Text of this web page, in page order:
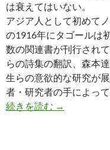
は衰えてはいない。
アジア人として初めて
の1916年にタゴールは
数の関連書が刊行され
らの詩集の翻訳、森本
生らの意欲的な研究が
者・研究者の手によっ
続きを読む タゴール関連
→